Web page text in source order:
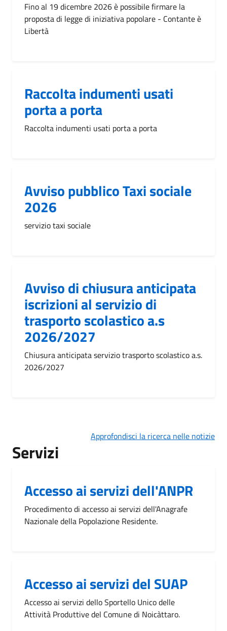
Fino al 19 dicembre 2026 è possibile firmare la
proposta di legge di iniziativa popolare - Contante è
Libertà
Raccolta indumenti usati
porta a porta
Raccolta indumenti usati porta a porta
Avviso pubblico Taxi sociale
2026
servizio taxi sociale
Avviso di chiusura anticipata
iscrizioni al servizio di
trasporto scolastico a.s
2026/2027
Chiusura anticipata servizio trasporto scolastico a.s.
2026/2027
Approfondisci la ricerca nelle notizie
Servizi
Accesso ai servizi dell'ANPR
Procedimento di accesso ai servizi dell'Anagrafe
Nazionale della Popolazione Residente.
Accesso ai servizi del SUAP
Accesso ai servizi dello Sportello Unico delle
Attività Produttive del Comune di Noicàttaro.